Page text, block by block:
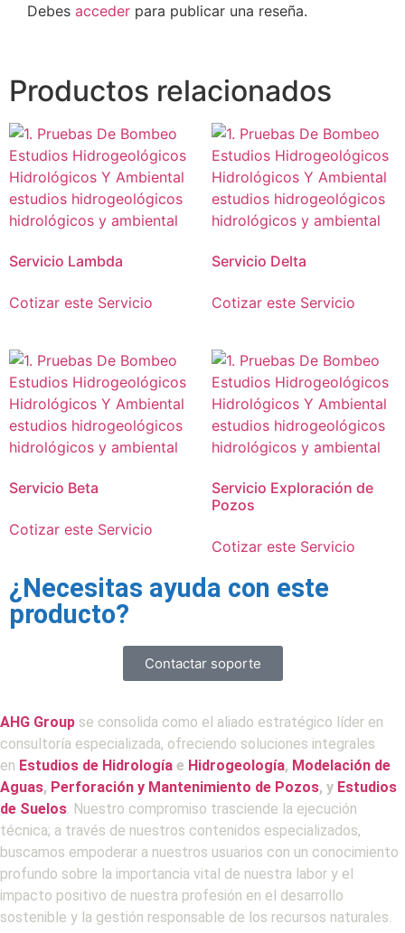
Debes acceder para publicar una reseña.
Productos relacionados
Servicio Lambda
Cotizar este Servicio
Servicio Delta
Cotizar este Servicio
Servicio Beta
Cotizar este Servicio
Servicio Exploración de
Pozos
Cotizar este Servicio
¿Necesitas ayuda con este
producto?
Contactar soporte
AHG Group se consolida como el aliado estratégico líder en
consultoría especializada, ofreciendo soluciones integrales
en Estudios de Hidrología e Hidrogeología, Modelación de
Aguas, Perforación y Mantenimiento de Pozos, y Estudios
de Suelos. Nuestro compromiso trasciende la ejecución
técnica; a través de nuestros contenidos especializados,
buscamos empoderar a nuestros usuarios con un conocimiento
profundo sobre la importancia vital de nuestra labor y el
impacto positivo de nuestra profesión en el desarrollo
sostenible y la gestión responsable de los recursos naturales.